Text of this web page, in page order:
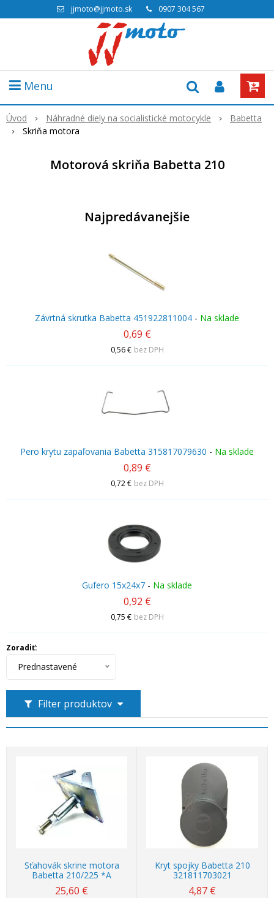
jjmoto@jjmoto.sk 0907 304 567
Menu
Úvod Náhradné diely na socialistické motocykle
Babetta
Skriňa motora
Motorová skriňa Babetta 210
Najpredávanejšie
Závrtná skrutka Babetta 451922811004 - Na sklade
0,69 €
0,56 € bez DPH
Pero krytu zapaľovania Babetta 315817079630 - Na sklade
0,89 €
0,72 € bez DPH
Gufero 15x24x7 - Na sklade
0,92 €
0,75 € bez DPH
Filter produktov
Zoradiť:
Prednastavené
Sťahovák skrine motora
Babetta 210/225 *A
25,60 €
Kryt spojky Babetta 210
321811703021
4,87 €